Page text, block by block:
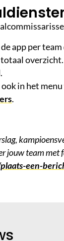
app per
in het menu
.
jouw team met
een-